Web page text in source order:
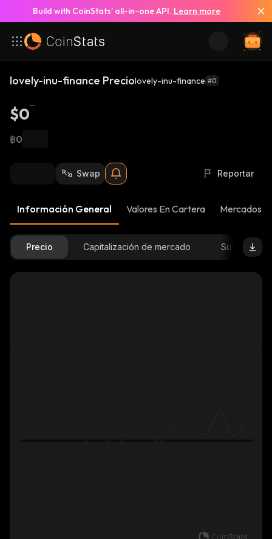
Build with CoinStats’ all-in-one API. Learn more
lovely-inu-finance Preciolovely-inu-finance #0
$0
฿0
Swap Reportar
Información General Valores En Cartera Mercados
Precio Capitalización de mercado Suministro